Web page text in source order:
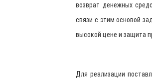
возврат денежных
связи с этим основой
высокой цене и защита
Для реализации